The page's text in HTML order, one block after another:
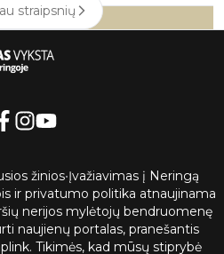
straipsnių
žinios•Įvažiavimas į Neringą
ir privatumo politika atnaujinama
nerijos mylėtojų bendruomenę
naujienų portalas, pranešantis
Tikimės, kad mūsų stiprybė